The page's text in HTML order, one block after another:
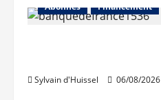
Abonnés Financement
Sylvain d'Huissel 06/08/2026